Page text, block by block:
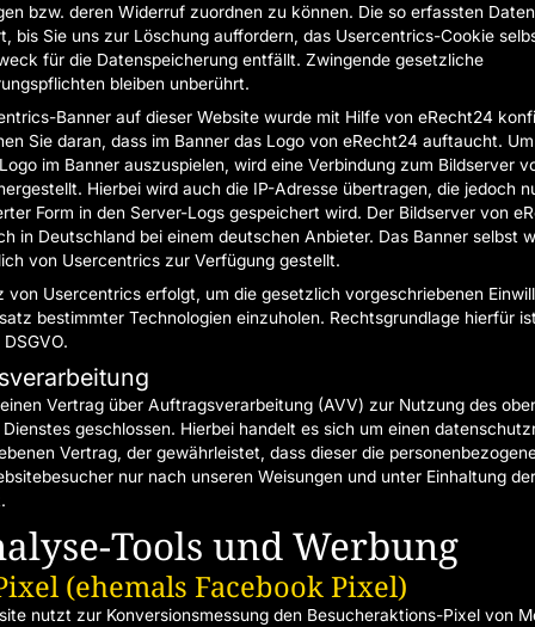
bzw. deren Widerruf zuordnen zu können. Die so erfassten
bis Sie uns zur Löschung auffordern, das Usercentrics-Cookie
für die Datenspeicherung entfällt. Zwingende gesetzliche
bleiben unberührt.
Banner auf dieser Website wurde mit Hilfe von eRecht24
Sie daran, dass im Banner das Logo von eRecht24 auftaucht.
im Banner auszuspielen, wird eine Verbindung zum Bildserver
Hierbei wird auch die IP-Adresse übertragen, die jedoch
Form in den Server-Logs gespeichert wird. Der Bildserver von
in Deutschland bei einem deutschen Anbieter. Das Banner selbst
von Usercentrics zur Verfügung gestellt.
von Usercentrics erfolgt, um die gesetzlich vorgeschriebenen
bestimmter Technologien einzuholen. Rechtsgrundlage hierfür
Vertrag über Auftragsverarbeitung (AVV) zur Nutzung des
geschlossen. Hierbei handelt es sich um einen
Vertrag, der gewährleistet, dass dieser die
nur nach unseren Weisungen und unter Einhaltung
Tools und Werbung
(ehemals Facebook Pixel)
nutzt zur Konversionsmessung den Besucheraktions-Pixel von